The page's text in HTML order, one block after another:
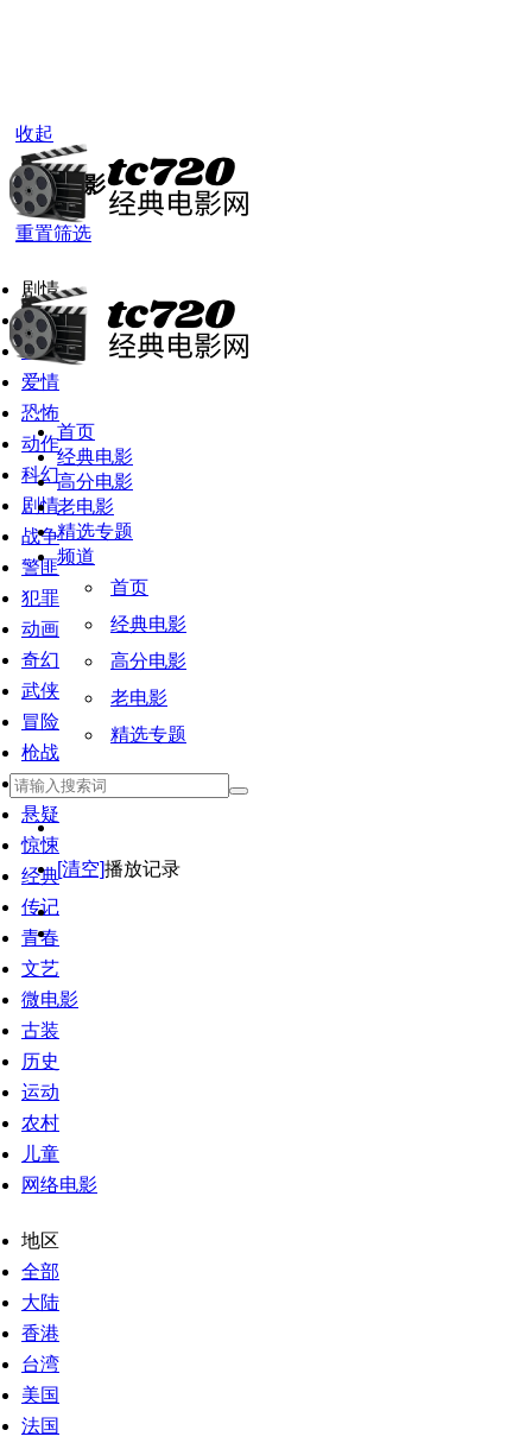
首页
经典电影
高分电影
老电影
精选专题
频道
首页
经典电影
高分电影
老电影
精选专题
[清空]播放记录
收起
经典电影
重置筛选
剧情
全部
喜剧
爱情
恐怖
动作
科幻
剧情
战争
警匪
犯罪
动画
奇幻
武侠
冒险
枪战
恐怖
悬疑
惊悚
经典
传记
青春
文艺
微电影
古装
历史
运动
农村
儿童
网络电影
地区
全部
大陆
香港
台湾
美国
法国